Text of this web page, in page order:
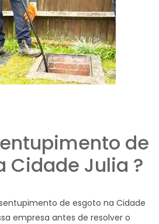
de
Cidade Julia ?
de esgoto na Cidade
empresa antes de resolver o